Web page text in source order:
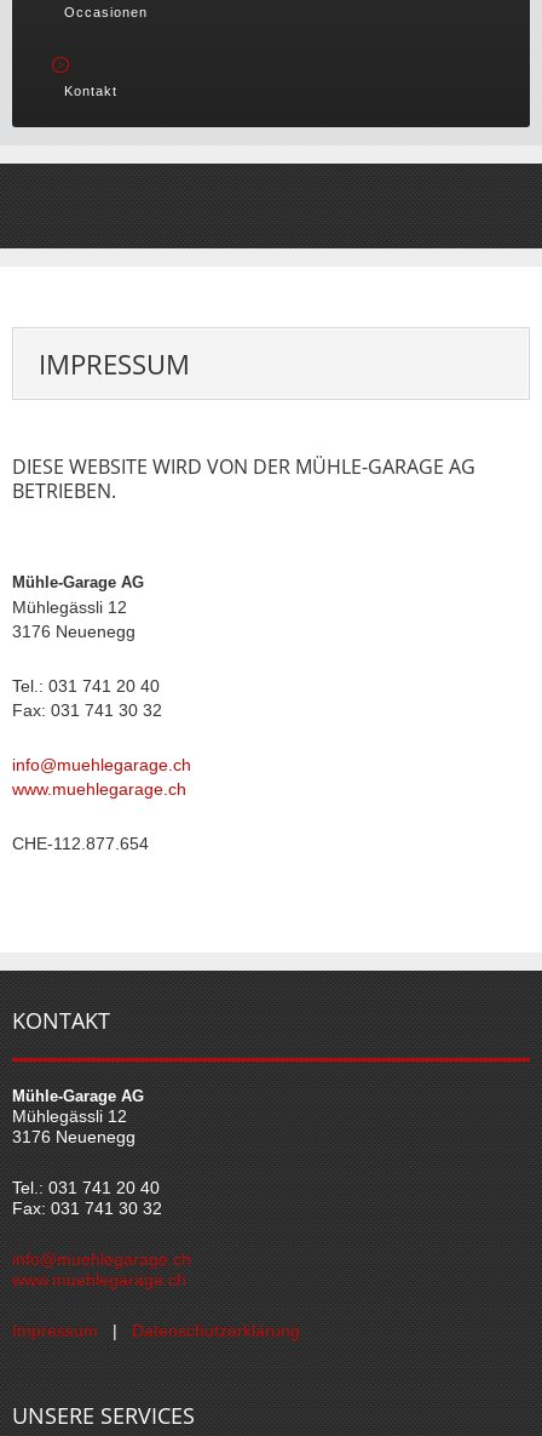
Occasionen
Kontakt
IMPRESSUM
DIESE WEBSITE WIRD VON DER MÜHLE-GARAGE AG
BETRIEBEN.
Mühle-Garage AG
Mühlegässli 12
3176 Neuenegg
Tel.: 031 741 20 40
Fax: 031 741 30 32
info@muehlegarage.ch
www.muehlegarage.ch
CHE-112.877.654
KONTAKT
Mühle-Garage AG
Mühlegässli 12
3176 Neuenegg
Tel.: 031 741 20 40
Fax: 031 741 30 32
info@muehlegarage.ch
www.muehlegarage.ch
Impressum | Datenschutzerklärung
UNSERE SERVICES